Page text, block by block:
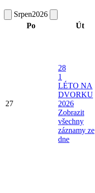
Srpen2026
Po
Út
27
28
1
LÉTO NA
DVORKU
2026
Zobrazit
všechny
záznamy ze
dne